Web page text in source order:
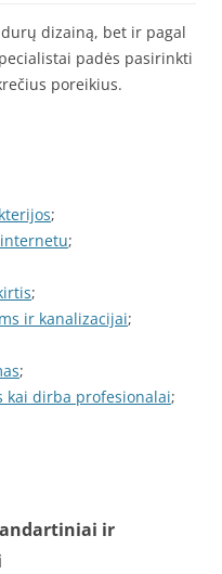
dizainą, bet ir pagal
padės pasirinkti
poreikius.
;
;
;
ir kanalizacijai;
;
kai dirba profesionalai;
ir